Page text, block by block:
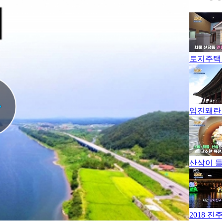
토지주
임진왜
산삼이
2018 진